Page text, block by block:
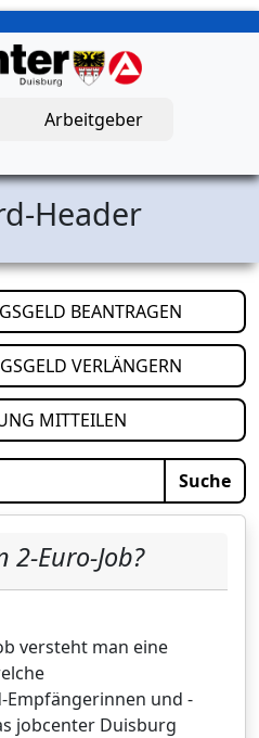
– Startseite
Arbeitgeber
Header
BEANTRAGEN
VERLÄNGERN(öffnet in
MITTEILEN(öffnet in
Suche
2-Euro-Job?
versteht man eine
und -
jobcenter Duisburg